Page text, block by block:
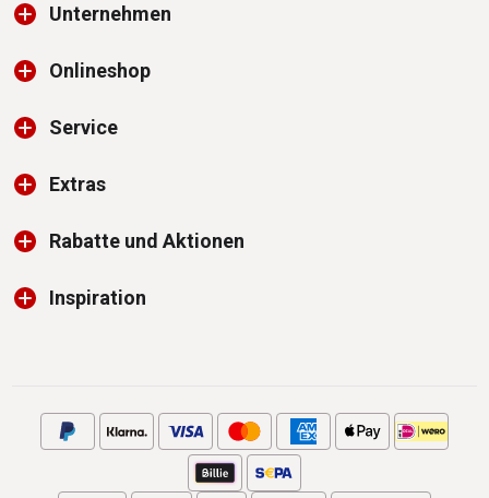
Unternehmen
Onlineshop
Service
Extras
Rabatte und Aktionen
Inspiration